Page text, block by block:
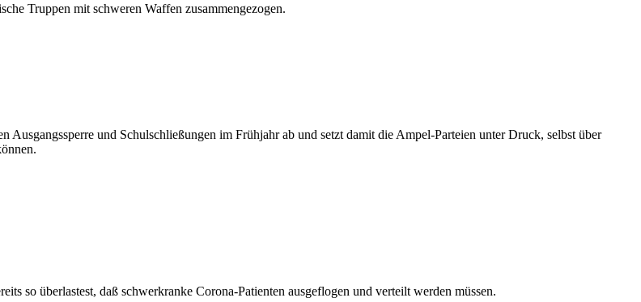
Truppen mit schweren Waffen zusammengezogen.
Ausgangssperre und Schulschließungen im Frühjahr ab und setzt damit die Ampel-Parteien unter Druck, selbst über
so überlastest, daß schwerkranke Corona-Patienten ausgeflogen und verteilt werden müssen.